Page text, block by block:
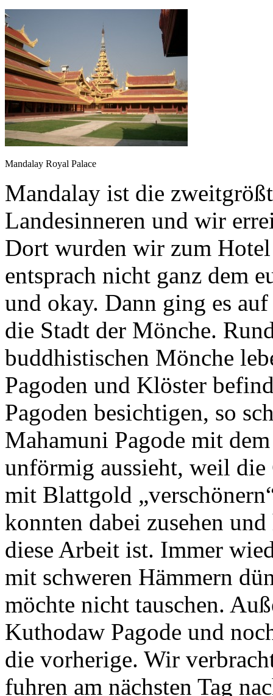
Mandalay Royal Palace
Mandalay ist die
Landesinneren und wir
Dort wurden wir zum
entsprach nicht ganz dem
und okay. Dann ging es
die Stadt der Mönche.
buddhistischen Mönche
Pagoden und Klöster
Pagoden besichtigen, so
Mahamuni Pagode mit
unförmig aussieht, weil
mit Blattgold
konnten dabei zusehen
diese Arbeit ist. Immer
mit schweren Hämmern
möchte nicht tauschen.
Kuthodaw Pagode und
die vorherige. Wir
fuhren am nächsten Tag